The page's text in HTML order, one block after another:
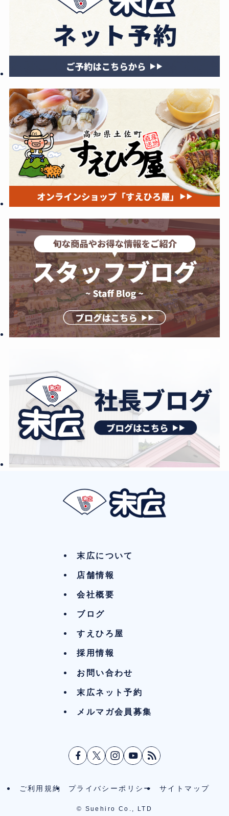
末広について
店舗情報
会社概要
ブログ
すえひろ屋
採用情報
お問い合わせ
末広ネット予約
メルマガ会員募集
ご利用規約 プライバシーポリシー サイトマップ
© Suehiro Co., LTD